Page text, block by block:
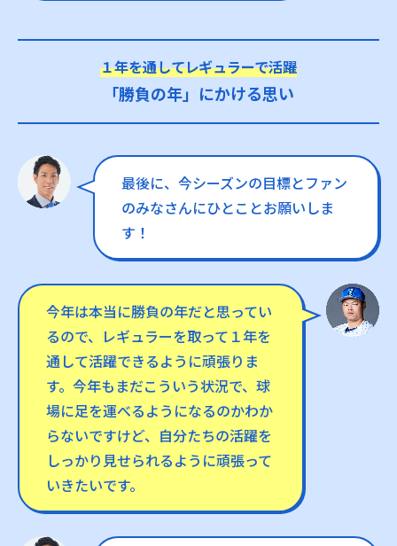
１年を通してレギュラーで活躍
「勝負の年」にかける思い
最後に、今シーズンの目標とファン
のみなさんにひとことお願いしま
す！
今年は本当に勝負の年だと思ってい
るので、レギュラーを取って１年を
通して活躍できるように頑張りま
す。今年もまだこういう状況で、球
場に足を運べるようになるのかわか
らないですけど、自分たちの活躍を
しっかり見せられるように頑張って
いきたいです。